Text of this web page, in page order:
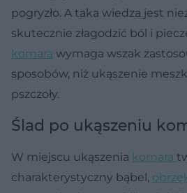
pogryzło. A taka wiedza jest
skutecznie złagodzić ból i
komara wymaga wszak
sposobów, niż ukąszenie
pszczoły.
Ślad po ukąszeniu
W miejscu ukąszenia komara
charakterystyczny bąbel,